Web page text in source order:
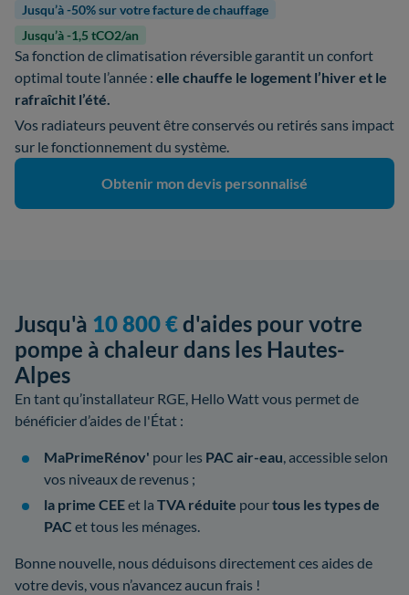
Jusqu’à -50% sur votre facture de chauffage
Jusqu’à -1,5 tCO2/an
Sa fonction de climatisation réversible garantit un confort
optimal toute l’année : elle chauffe le logement l’hiver et le
rafraîchit l’été.
Vos radiateurs peuvent être conservés ou retirés sans impact
sur le fonctionnement du système.
Obtenir mon devis personnalisé
Jusqu'à 10 800 €d'aides pour votre
pompe à chaleur dans les Hautes-
Alpes
En tant qu’installateur RGE, Hello Watt vous permet de
bénéficier d’aides de l'État :
MaPrimeRénov' pour les PAC air-eau, accessible selon
vos niveaux de revenus ;
la prime CEEet la TVA réduite pourtous les types de
PAC et tous les ménages.
Bonne nouvelle, nous déduisons directement ces aides de
votre devis, vous n’avancez aucun frais !